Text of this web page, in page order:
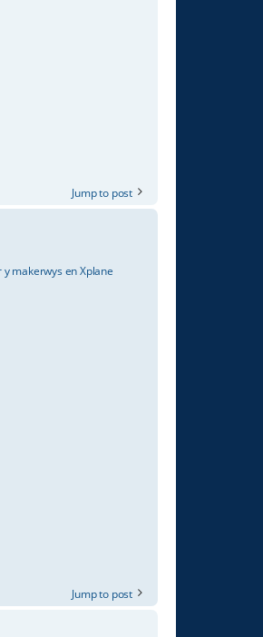
Jump to post
makerwys en Xplane
Jump to post